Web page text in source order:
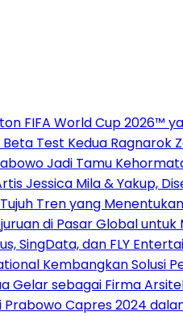
FIFA World Cup 2026™
Test Kedua Ragnarok
Jadi Tamu
Jessica Mila & Yakup,
Tren yang
di Pasar Global
SingData, dan FLY
Kembangkan Solusi
Gelar sebagai Firma
Prabowo Capres 2024